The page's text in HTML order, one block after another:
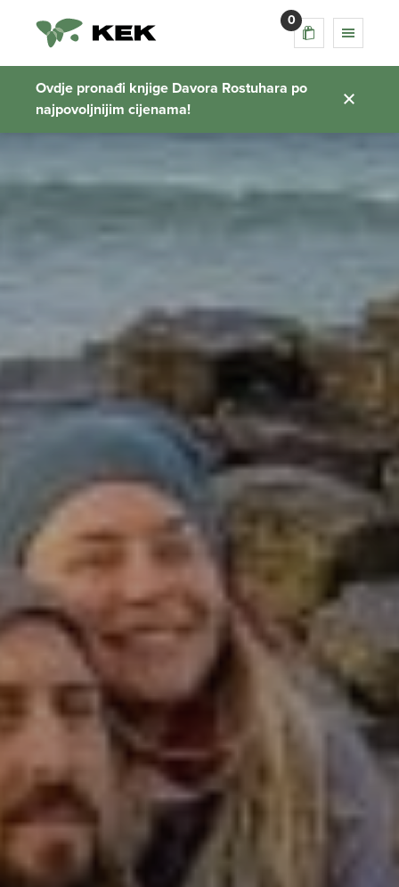
0
Ovdje pronađi knjige Davora Rostuhara po
najpovoljnijim cijenama!